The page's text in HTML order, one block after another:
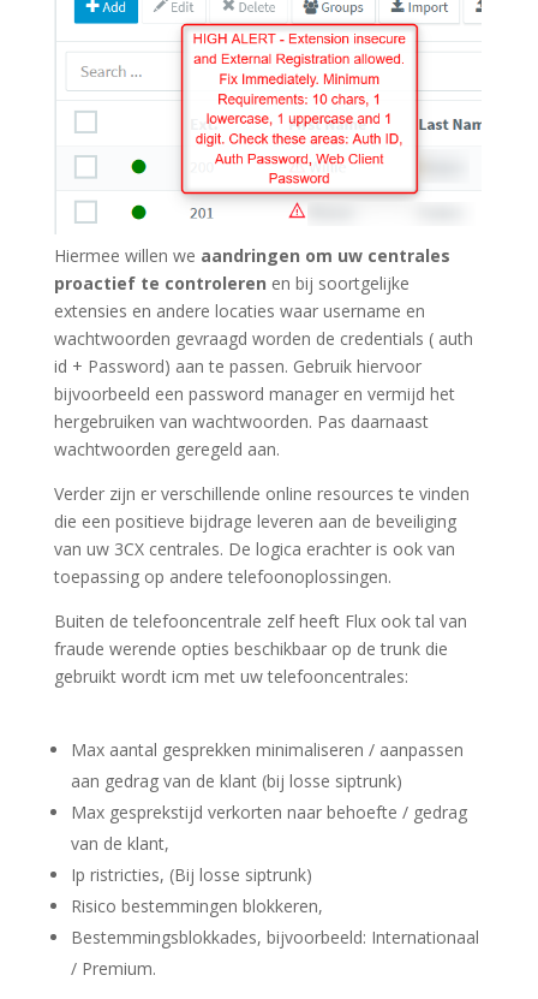
Hiermee willen we aandringen om uw centrales
proactief te controleren en bij soortgelijke
extensies en andere locaties waar username en
wachtwoorden gevraagd worden de credentials ( auth
id + Password) aan te passen. Gebruik hiervoor
bijvoorbeeld een password manager en vermijd het
hergebruiken van wachtwoorden. Pas daarnaast
wachtwoorden geregeld aan.
Verder zijn er verschillende online resources te vinden
die een positieve bijdrage leveren aan de beveiliging
van uw 3CX centrales. De logica erachter is ook van
toepassing op andere telefoonoplossingen.
Buiten de telefooncentrale zelf heeft Flux ook tal van
fraude werende opties beschikbaar op de trunk die
gebruikt wordt icm met uw telefooncentrales:
Max aantal gesprekken minimaliseren / aanpassen
aan gedrag van de klant (bij losse siptrunk)
Max gesprekstijd verkorten naar behoefte / gedrag
van de klant,
Ip ristricties, (Bij losse siptrunk)
Risico bestemmingen blokkeren,
Bestemmingsblokkades, bijvoorbeeld: Internationaal
/ Premium.